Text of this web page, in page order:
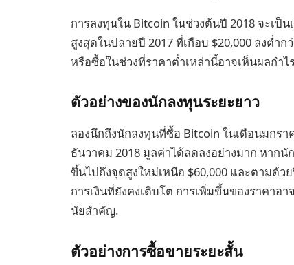
การลงทุนใน Bitcoin ในช่วงต้นปี 2018 จะเป็
สูงสุดในปลายปี 2017 ที่เกือบ $20,000 ลงต่ำ
หรือซื้อในช่วงที่ราคาต่ำเหล่านี้อาจเห็นผลกำ
ตัวอย่างของนักลงทุนระยะยาว
ลองนึกถึงนักลงทุนที่ซื้อ Bitcoin ในเดือนมกร
ธันวาคม 2018 มูลค่าได้ลดลงอย่างมาก หาก
ขึ้นไปถึงจุดสูงใหม่เหนือ $60,000 และตามด้ว
การเงินที่ยังคงเติบโต การเพิ่มขึ้นของราคา
นัยสำคัญ.
ตัวอย่างการซื้อขายระยะสั้น